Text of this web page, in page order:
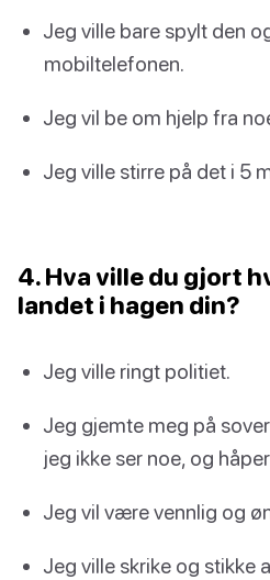
Jeg ville bare spylt den
mobiltelefonen.
Jeg vil be om hjelp fra
Jeg ville stirre på det i 5
4. Hva ville du gjort
landet i hagen din?
Jeg ville ringt politiet.
Jeg gjemte meg på
jeg ikke ser noe, og
Jeg vil være vennlig og
Jeg ville skrike og stikke